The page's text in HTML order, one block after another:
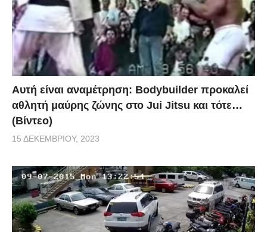
Αυτή είναι αναμέτρηση: Bodybuilder προκαλεί
αθλητή μαύρης ζώνης στο Jui Jitsu και τότε…
(Βίντεο)
15 ΔΕΚΕΜΒΡΊΟΥ, 2023